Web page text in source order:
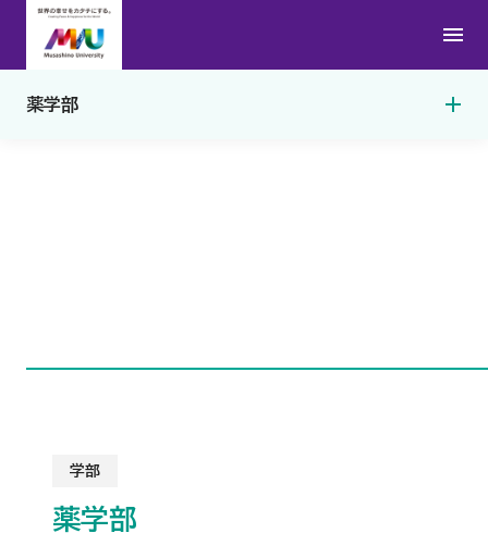
学部
薬学部
薬学部
学科ポリシー
学科の特長
薬剤師国家試験
研究
受験生向けオンライン個別相談